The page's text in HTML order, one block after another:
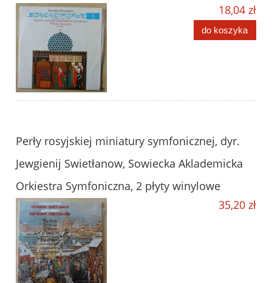
18,04 zł
do koszyka
Perły rosyjskiej miniatury symfonicznej, dyr.
Jewgienij Swietłanow, Sowiecka Aklademicka
Orkiestra Symfoniczna, 2 płyty winylowe
35,20 zł